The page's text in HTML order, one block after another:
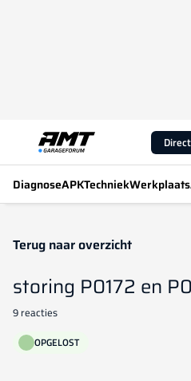
DiagnoseAPKTechniekWerkplaats
Terug naar overzicht
storing P0172 en
9 reacties
OPGELOST